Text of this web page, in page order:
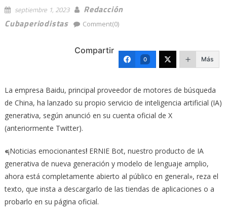
septiembre 1, 2023
Redacción
Cubaperiodistas
Comment(0)
Compartir
0 Más
La empresa Baidu, principal proveedor de motores de búsqueda
de China, ha lanzado su propio servicio de inteligencia artificial (IA)
generativa, según anunció en su cuenta oficial de X
(anteriormente Twitter).
«¡Noticias emocionantes! ERNIE Bot, nuestro producto de IA
generativa de nueva generación y modelo de lenguaje amplio,
ahora está completamente abierto al público en general», reza el
texto, que insta a descargarlo de las tiendas de aplicaciones o a
probarlo en su página oficial.